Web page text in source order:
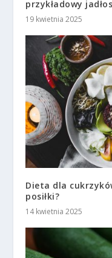
przykładowy
19 kwietnia 2025
Dieta dla
posiłki?
14 kwietnia 2025